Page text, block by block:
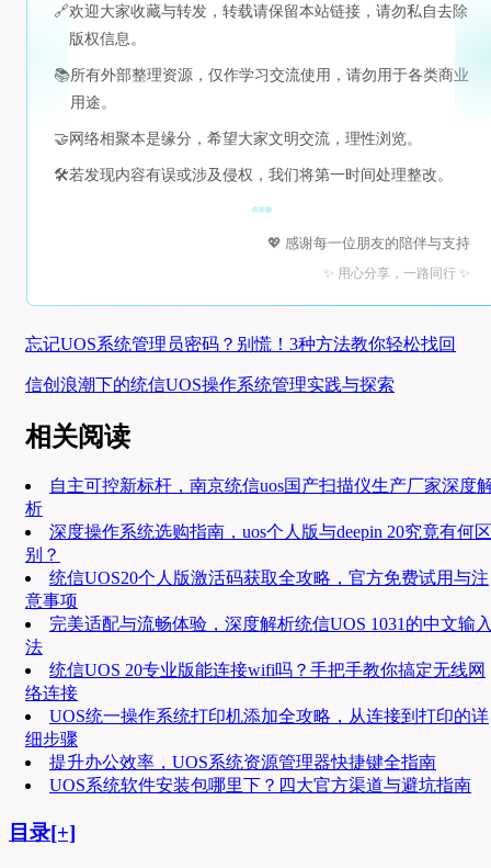
🔗欢迎大家收藏与转发，转载请保留本站链接，请勿私自去除
版权信息。
📚所有外部整理资源，仅作学习交流使用，请勿用于各类商业
用途。
🤝 网络相聚本是缘分，希望大家文明交流，理性浏览。
🛠️若发现内容有误或涉及侵权，我们将第一时间处理整改。
💖 感谢每一位朋友的陪伴与支持
✨ 用心分享，一路同行 ✨
忘记UOS系统管理员密码？别慌！3种方法教你轻松找回
信创浪潮下的统信UOS操作系统管理实践与探索
相关阅读
自主可控新标杆，南京统信uos国产扫描仪生产厂家深度
析
深度操作系统选购指南，uos个人版与deepin 20究竟有何区
别？
统信UOS20个人版激活码获取全攻略，官方免费试用与注
意事项
完美适配与流畅体验，深度解析统信UOS 1031的中文输
法
统信UOS 20专业版能连接wifi吗？手把手教你搞定无线网
络连接
UOS统一操作系统打印机添加全攻略，从连接到打印的详
细步骤
提升办公效率，UOS系统资源管理器快捷键全指南
UOS系统软件安装包哪里下？四大官方渠道与避坑指南
目录[+]